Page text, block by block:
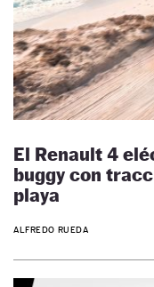
El Renault 4
buggy con
playa
ALFREDO RUEDA